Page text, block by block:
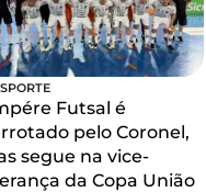
Futsal é
pelo Coronel,
segue na vice-
da Copa União